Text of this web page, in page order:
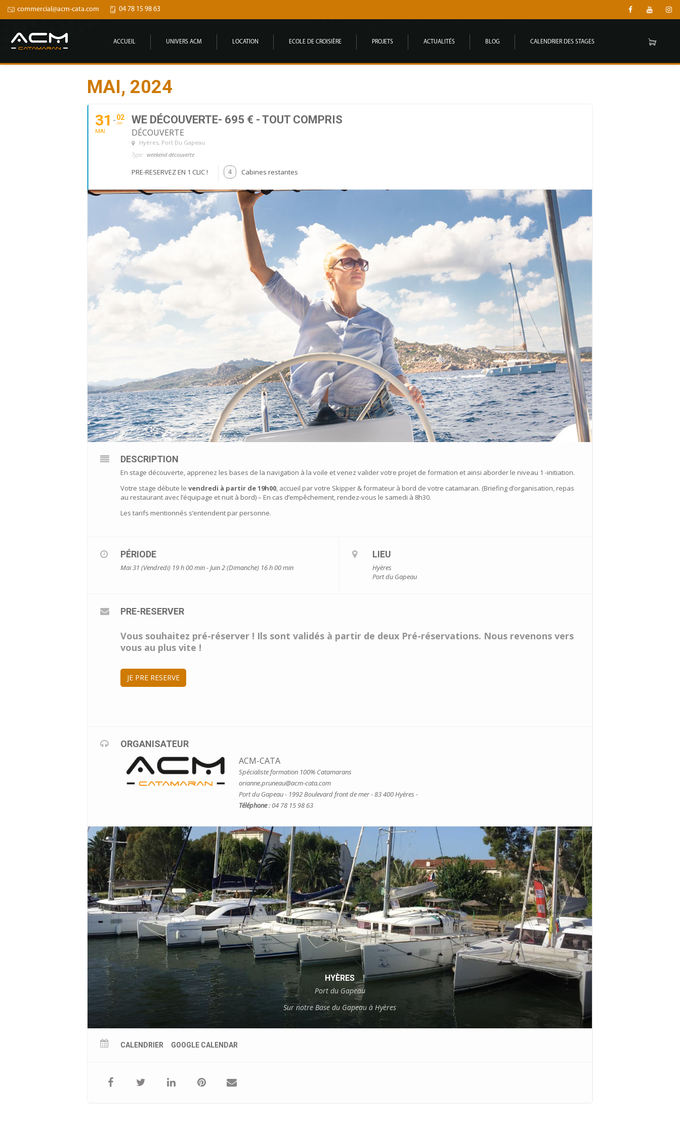
commercial@acm-cata.com 04 78 15 98 63
ACCUEIL UNIVERS ACM LOCATION ECOLE DE CROISIÈRE PROJETS ACTUALITÉS BLOG CALENDRIER DES STAGES
MAI, 2024
31
MAI
02
JUI WE DÉCOUVERTE- 695 € - TOUT COMPRIS
DÉCOUVERTE
Hyères, Port Du Gapeau
Type: weekend découverte
PRE-RESERVEZ EN 1 CLIC ! 4 Cabines restantes
DESCRIPTION
En stage découverte, apprenez les bases de la navigation à la voile et venez valider votre projet de formation et ainsi aborder le niveau 1 -initiation.
Votre stage débute le vendredi à partir de 19h00 , accueil par votre Skipper & formateur à bord de votre catamaran. (Briefing d’organisation, repas
au restaurant avec l’équipage et nuit à bord) – En cas d’empêchement, rendez-vous le samedi à 8h30.
Les tarifs mentionnés s’entendent par personne.
PÉRIODE
Mai 31 (Vendredi) 19 h 00 min - Juin 2 (Dimanche) 16 h 00 min
LIEU
Hyères
Port du Gapeau
PRE-RESERVER
Vous souhaitez pré-réserver ! Ils sont validés à partir de deux Pré-réservations. Nous revenons vers
vous au plus vite !
JE PRE RESERVE
ORGANISATEUR
ACM-CATA
Spécialiste formation 100% Catamarans
orianne.pruneau@acm-cata.com
Port du Gapeau - 1992 Boulevard front de mer - 83 400 Hyères -
Téléphone: 04 78 15 98 63
HYÈRES
Port du Gapeau
Sur notre Base du Gapeau à Hyères
CALENDRIER GOOGLE CALENDAR